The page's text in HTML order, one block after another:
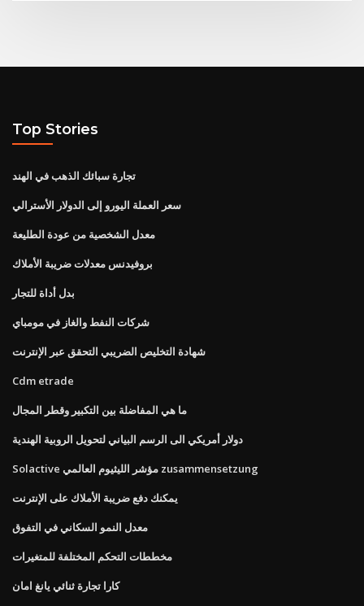
Top Stories
تجارة سبائك الذهب في الهند
سعر العملة اليورو إلى الدولار الأسترالي
معدل الشخصية من عودة الطليعة
بروفيدنس معدلات ضريبة الأملاك
بدل أداة للتجار
شركات النفط والغاز في مومباي
شهادة التخليص الضريبي التحقق عبر الإنترنت
Cdm etrade
ما هي المفاضلة بين التكبير وقطر المجال
دولار أمريكي الى الرسم البياني لتحويل الروبية الهندية
Solactive مؤشر الليثيوم العالمي zusammensetzung
يمكنك دفع ضريبة الأملاك على الإنترنت
معدل النمو السكاني في التفوق
مخططات التحكم المختلفة للمتغيرات
كارا تجارة ثنائي يانغ امان